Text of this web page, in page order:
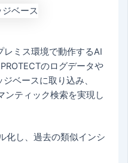
レミス環境で動作するAI
のログデータや
ベースに取り込み、
ンティック検索を実現し
化し、過去の類似インシ